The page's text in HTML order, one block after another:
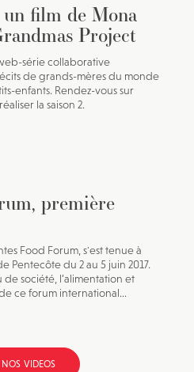
film de Mona
Project
série collaborative
de grands-mères du monde
enfants. Rendez-vous sur
la saison 2.
première
Food Forum, s'est tenue à
Pentecôte du 2 au 5 juin 2017.
société, l’alimentation et
ce forum international...
VIDEOS